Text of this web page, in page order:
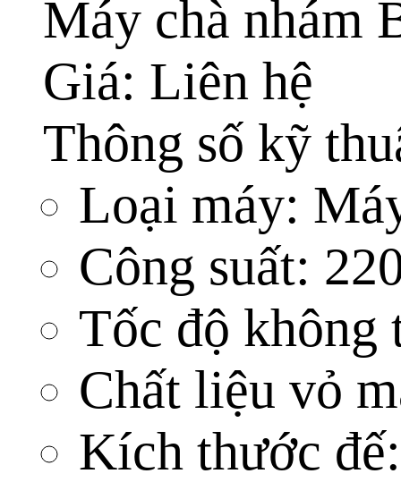
Máy chà nhám
Giá: Liên hệ
Thông số kỹ
Loại máy:
Công suất:
Tốc độ
Chất liệu vỏ
Kích thước